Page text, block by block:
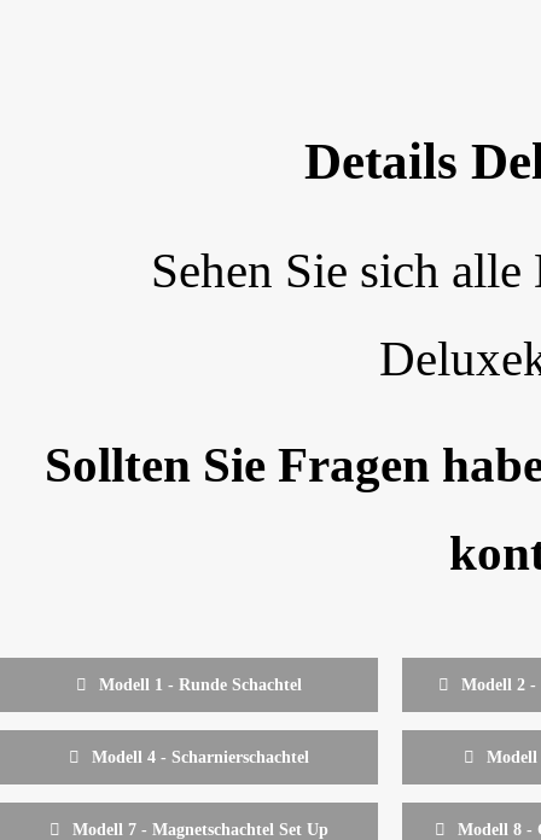
Details
Sehen Sie sich
Sollten Sie Fragen
Modell 1 - Runde Schachtel Modell 2 -
Modell 4 - Scharnierschachtel Modell
Modell 7 - Magnetschachtel Set Up Modell 8 -